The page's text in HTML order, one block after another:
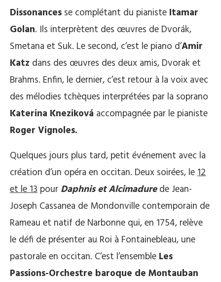
Dissonances se complétant du pianiste Itamar
Golan. Ils interprètent des œuvres de Dvorák,
Smetana et Suk. Le second, c’est le piano d’Amir
Katz dans des œuvres des deux amis, Dvorak et
Brahms. Enfin, le dernier, c’est retour à la voix avec
des mélodies tchèques interprétées par la soprano
Katerina Kneziková accompagnée par le pianiste
Roger Vignoles.
Quelques jours plus tard, petit événement avec la
création d’un opéra en occitan. Deux soirées, le12
et le 13 pour Daphnis et Alcimadurede Jean-
Joseph Cassanea de Mondonville contemporain de
Rameau et natif de Narbonne qui, en 1754, relève
le défi de présenter au Roi à Fontainebleau, une
pastorale en occitan. C’est l’ensemble Les
Passions-Orchestre baroque de Montauban